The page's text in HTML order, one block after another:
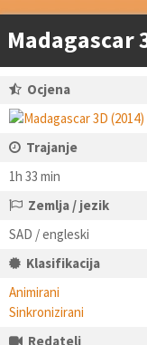
Madagascar
Ocjena
Trajanje
1h 33 min
Zemlja / jezik
SAD / engleski
Klasifikacija
Animirani
Sinkronizirani
Redatelj